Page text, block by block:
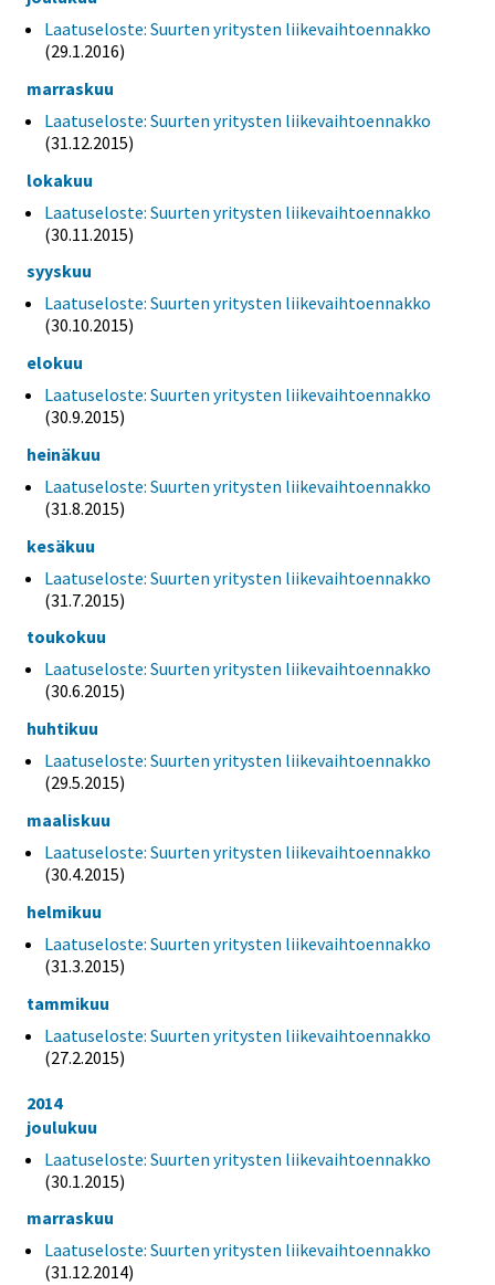
Laatuseloste: Suurten yritysten liikevaihtoennakko
(29.1.2016)
marraskuu
Laatuseloste: Suurten yritysten liikevaihtoennakko
(31.12.2015)
lokakuu
Laatuseloste: Suurten yritysten liikevaihtoennakko
(30.11.2015)
syyskuu
Laatuseloste: Suurten yritysten liikevaihtoennakko
(30.10.2015)
elokuu
Laatuseloste: Suurten yritysten liikevaihtoennakko
(30.9.2015)
heinäkuu
Laatuseloste: Suurten yritysten liikevaihtoennakko
(31.8.2015)
kesäkuu
Laatuseloste: Suurten yritysten liikevaihtoennakko
(31.7.2015)
toukokuu
Laatuseloste: Suurten yritysten liikevaihtoennakko
(30.6.2015)
huhtikuu
Laatuseloste: Suurten yritysten liikevaihtoennakko
(29.5.2015)
maaliskuu
Laatuseloste: Suurten yritysten liikevaihtoennakko
(30.4.2015)
helmikuu
Laatuseloste: Suurten yritysten liikevaihtoennakko
(31.3.2015)
tammikuu
Laatuseloste: Suurten yritysten liikevaihtoennakko
(27.2.2015)
2014
joulukuu
Laatuseloste: Suurten yritysten liikevaihtoennakko
(30.1.2015)
marraskuu
Laatuseloste: Suurten yritysten liikevaihtoennakko
(31.12.2014)